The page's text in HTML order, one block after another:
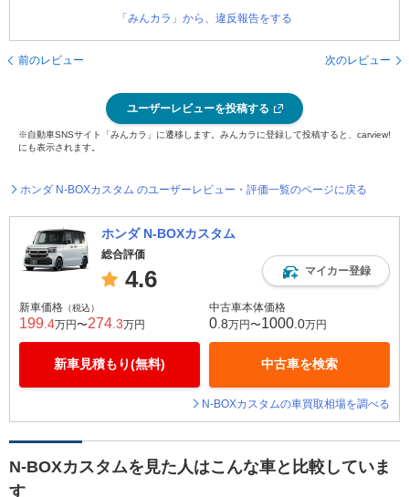
「みんカラ」から、違反報告をする
前のレビュー 次のレビュー
ユーザーレビューを投稿する
※自動車SNSサイト「みんカラ」に遷移します。みんカラに登録して投稿すると、carview!
にも表示されます。
ホンダ N-BOXカスタム のユーザーレビュー・評価一覧のページに戻る
ホンダ N-BOXカスタム
総合評価
4.6 マイカー登録
新車価格 （税込）
199 .4万円〜274 .3万円
新車見積もり(無料)
中古車本体価格
0 .8万円〜1000 .0万円
中古車を検索
N-BOXカスタムの車買取相場を調べる
N-BOXカスタムを見た人はこんな車と比較していま
す